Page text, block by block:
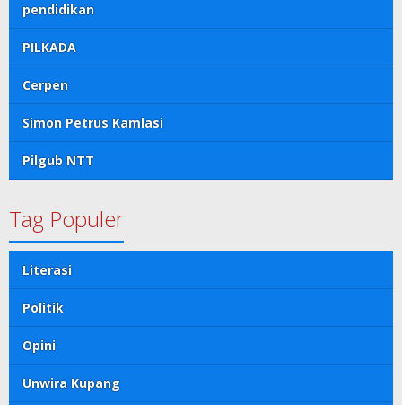
pendidikan
PILKADA
Cerpen
Simon Petrus Kamlasi
Pilgub NTT
Tag Populer
Literasi
Politik
Opini
Unwira Kupang